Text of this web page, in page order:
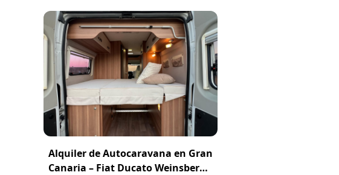
Alquiler de Autocaravana en Gran
Canaria – Fiat Ducato Weinsberg